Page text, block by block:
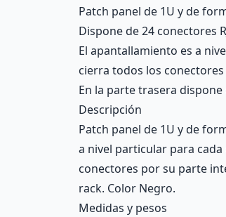
Patch panel de 1U y de
Dispone de 24 conectores
El apantallamiento es a
cierra todos los
En la parte trasera
Descripción
Patch panel de 1U y de
a nivel particular para
conectores por su parte
rack. Color Negro.
Medidas y pesos